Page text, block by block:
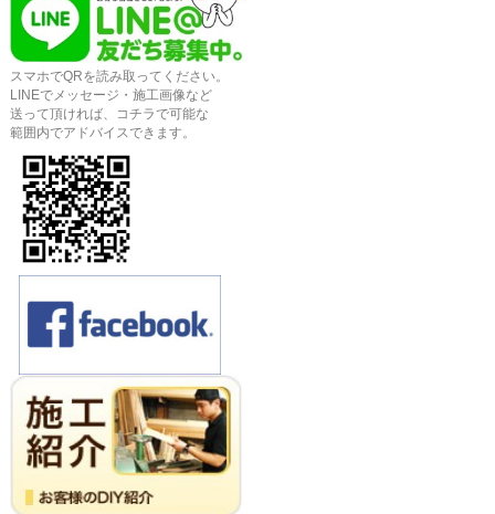
スマホでQRを読み取ってください。
LINEでメッセージ・施工画像など
送って頂ければ、コチラで可能な
範囲内でアドバイスできます。